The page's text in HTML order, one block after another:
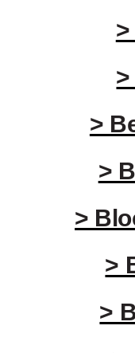
>
>
>
>
>